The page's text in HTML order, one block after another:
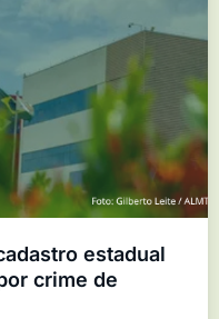
estadual
crime de